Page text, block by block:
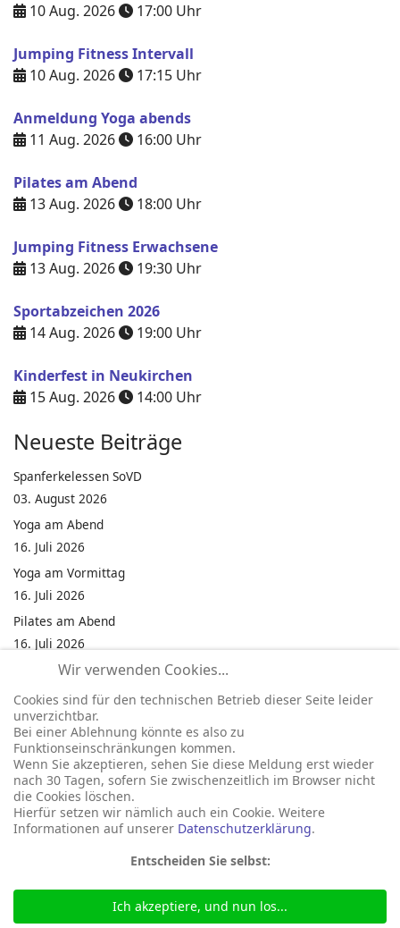
10 Aug. 2026
17:00 Uhr
Jumping Fitness Intervall
10 Aug. 2026
17:15 Uhr
Anmeldung Yoga abends
11 Aug. 2026
16:00 Uhr
Pilates am Abend
13 Aug. 2026
18:00 Uhr
Jumping Fitness Erwachsene
13 Aug. 2026
19:30 Uhr
Sportabzeichen 2026
14 Aug. 2026
19:00 Uhr
Kinderfest in Neukirchen
15 Aug. 2026
14:00 Uhr
Neueste Beiträge
Spanferkelessen SoVD
03. August 2026
Yoga am Abend
16. Juli 2026
Yoga am Vormittag
16. Juli 2026
Pilates am Abend
16. Juli 2026
Jumping Fitness Intervall
16. Juli 2026
Jumping Fitness Erwachsene
16. Juli 2026
Kinderfest in Neukirchen
16. Juli 2026
Wir verwenden Cookies...
Cookies sind für den technischen Betrieb dieser Seite leider
unverzichtbar.
Bei einer Ablehnung könnte es also zu
Funktionseinschränkungen kommen.
Wenn Sie akzeptieren, sehen Sie diese Meldung erst wieder
nach 30 Tagen, sofern Sie zwischenzeitlich im Browser nicht
die Cookies löschen.
Hierfür setzen wir nämlich auch ein Cookie. Weitere
Informationen auf unserer Datenschutzerklärung.
Entscheiden Sie selbst:
Ich akzeptiere, und nun los...